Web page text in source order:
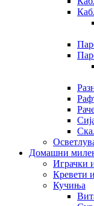
Домашни
Играчки
Кревети
Кучиња